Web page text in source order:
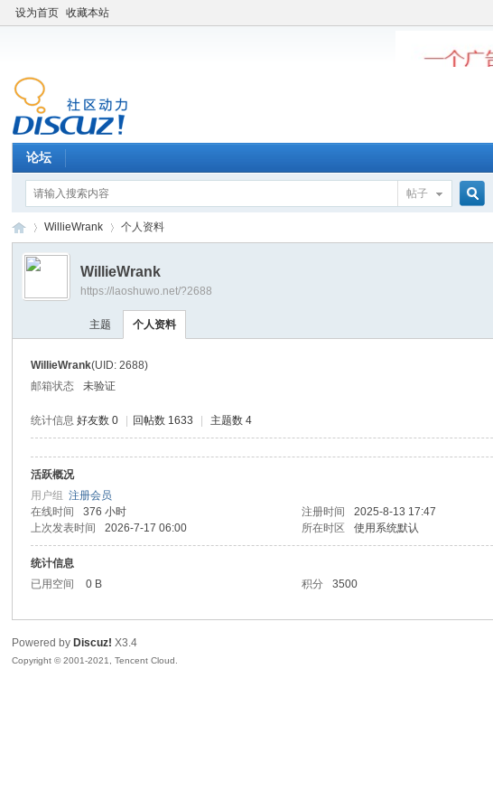
设为首页 收藏本站
论坛
帖子
窝
›
WillieWrank 个人资料
WillieWrank
https://laoshuwo.net/?2688
主题 个人资料
WillieWrank(UID: 2688)
邮箱状态
未验证
统计信息 好友数 0 回帖数 1633 主题数 4
活跃概况
用户组注册会员
在线时间
376 小时 注册时间 2025-8-13 17:47
上次发表时间
2026-7-17 06:00 所在时区 使用系统默认
统计信息
已用空间
0 B 积分 3500
Powered by Discuz! X3.4
Copyright © 2001-2021, Tencent Cloud.